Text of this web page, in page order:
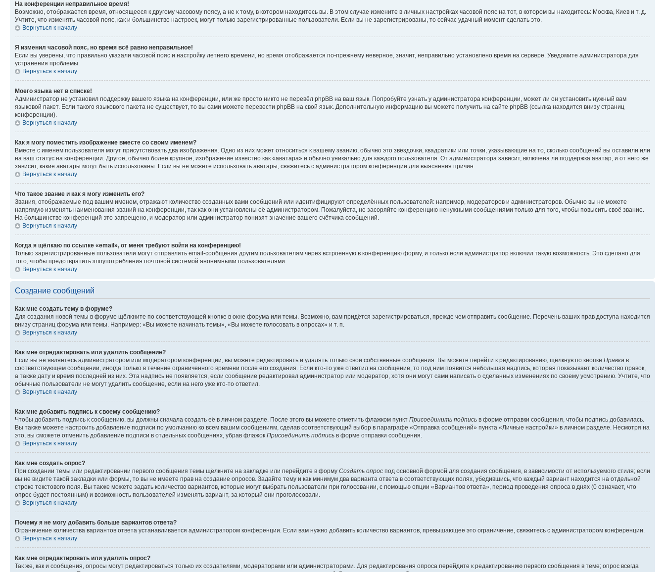
На конференции неправильное время!
Возможно, отображается время, относящееся к другому часовому поясу, а не к тому, в котором находитесь вы. В этом случае измените в личных настройках часовой пояс на тот, в котором вы находитесь: Москва, Киев и т. д.
Учтите, что изменять часовой пояс, как и большинство настроек, могут только зарегистрированные пользователи. Если вы не зарегистрированы, то сейчас удачный момент сделать это.
Вернуться к началу
Я изменил часовой пояс, но время всё равно неправильное!
Если вы уверены, что правильно указали часовой пояс и настройку летнего времени, но время отображается по-прежнему неверное, значит, неправильно установлено время на сервере. Уведомите администратора для
устранения проблемы.
Вернуться к началу
Моего языка нет в списке!
Администратор не установил поддержку вашего языка на конференции, или же просто никто не перевёл phpBB на ваш язык. Попробуйте узнать у администратора конференции, может ли он установить нужный вам
языковой пакет. Если такого языкового пакета не существует, то вы сами можете перевести phpBB на свой язык. Дополнительную информацию вы можете получить на сайте phpBB (ссылка находится внизу страниц
конференции).
Вернуться к началу
Как я могу поместить изображение вместе со своим именем?
Вместе с именем пользователя могут присутствовать два изображения. Одно из них может относиться к вашему званию, обычно это звёздочки, квадратики или точки, указывающие на то, сколько сообщений вы оставили или
на ваш статус на конференции. Другое, обычно более крупное, изображение известно как «аватара» и обычно уникально для каждого пользователя. От администратора зависит, включена ли поддержка аватар, и от него же
зависит, какие аватары могут быть использованы. Если вы не можете использовать аватары, свяжитесь с администратором конференции для выяснения причин.
Вернуться к началу
Что такое звание и как я могу изменить его?
Звания, отображаемые под вашим именем, отражают количество созданных вами сообщений или идентифицируют определённых пользователей: например, модераторов и администраторов. Обычно вы не можете
напрямую изменять наименования званий на конференции, так как они установлены её администратором. Пожалуйста, не засоряйте конференцию ненужными сообщениями только для того, чтобы повысить своё звание.
На большинстве конференций это запрещено, и модератор или администратор понизят значение вашего счётчика сообщений.
Вернуться к началу
Когда я щёлкаю по ссылке «email», от меня требуют войти на конференцию!
Только зарегистрированные пользователи могут отправлять email-сообщения другим пользователям через встроенную в конференцию форму, и только если администратор включил такую возможность. Это сделано для
того, чтобы предотвратить злоупотребления почтовой системой анонимными пользователями.
Вернуться к началу
Создание сообщений
Как мне создать тему в форуме?
Для создания новой темы в форуме щёлкните по соответствующей кнопке в окне форума или темы. Возможно, вам придётся зарегистрироваться, прежде чем отправить сообщение. Перечень ваших прав доступа находится
внизу страниц форума или темы. Например: «Вы можете начинать темы», «Вы можете голосовать в опросах» и т. п.
Вернуться к началу
Как мне отредактировать или удалить сообщение?
Если вы не являетесь администратором или модератором конференции, вы можете редактировать и удалять только свои собственные сообщения. Вы можете перейти к редактированию, щёлкнув по кнопке Правка в
соответствующем сообщении, иногда только в течение ограниченного времени после его создания. Если кто-то уже ответил на сообщение, то под ним появится небольшая надпись, которая показывает количество правок,
а также дату и время последней из них. Эта надпись не появляется, если сообщение редактировал администратор или модератор, хотя они могут сами написать о сделанных изменениях по своему усмотрению. Учтите, что
обычные пользователи не могут удалить сообщение, если на него уже кто-то ответил.
Вернуться к началу
Как мне добавить подпись к своему сообщению?
Чтобы добавить подпись к сообщению, вы должны сначала создать её в личном разделе. После этого вы можете отметить флажком пункт Присоединить подпись в форме отправки сообщения, чтобы подпись добавилась.
Вы также можете настроить добавление подписи по умолчанию ко всем вашим сообщениям, сделав соответствующий выбор в параграфе «Отправка сообщений» пункта «Личные настройки» в личном разделе. Несмотря на
это, вы сможете отменить добавление подписи в отдельных сообщениях, убрав флажок Присоединить подпись в форме отправки сообщения.
Вернуться к началу
Как мне создать опрос?
При создании темы или редактировании первого сообщения темы щёлкните на закладке или перейдите в форму Создать опрос под основной формой для создания сообщения, в зависимости от используемого стиля; если
вы не видите такой закладки или формы, то вы не имеете прав на создание опросов. Задайте тему и как минимум два варианта ответа в соответствующих полях, убедившись, что каждый вариант находится на отдельной
строке текстового поля. Вы также можете задать количество вариантов, которые могут выбрать пользователи при голосовании, с помощью опции «Вариантов ответа», период проведения опроса в днях (0 означает, что
опрос будет постоянным) и возможность пользователей изменять вариант, за который они проголосовали.
Вернуться к началу
Почему я не могу добавить больше вариантов ответа?
Ограничение количества вариантов ответа устанавливается администратором конференции. Если вам нужно добавить количество вариантов, превышающее это ограничение, свяжитесь с администратором конференции.
Вернуться к началу
Как мне отредактировать или удалить опрос?
Так же, как и сообщения, опросы могут редактироваться только их создателями, модераторами или администраторами. Для редактирования опроса перейдите к редактированию первого сообщения в теме; опрос всегда